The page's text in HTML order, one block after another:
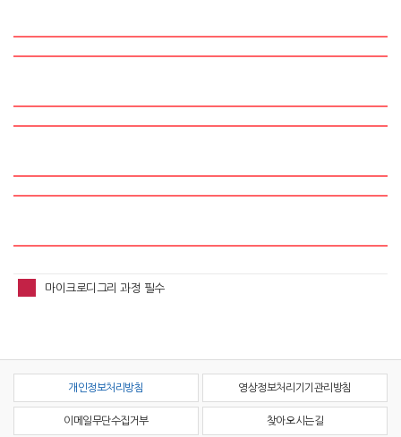
마이크로디그리 과정 필수
개인정보처리방침 영상정보처리기기관리방침
이메일무단수집거부 찾아오시는길